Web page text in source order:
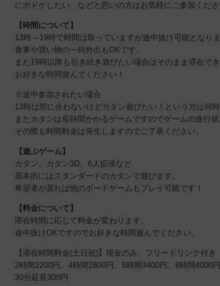
にボドゲしたい、などと思いの方はお気軽にご参加くだ
【時間について】
13時～19時で時間は取っていますが途中抜け可能となり
食事や買い物の一時外出もOKです。
また19時以降も引き続き遊びたい場合はそのまま滞在で
お好きな時間遊んでください！
※途中参加されたい場合
13時は間に合わないけどカタン遊びたい！という方は何
またカタンは長時間かかるゲームですのでゲームの進行
その際も時間料金は発生しますのでご了承ください。
【遊ぶゲーム】
カタン、カタン3D、6人拡張など
基本的にはスタンダードのカタンで遊びます。
希望者が居れば他のボードゲームもプレイ可能です！
【料金について】
滞在時間に応じて料金が変わります。
途中抜けOKですのでお好きな時間遊んでください。
【滞在時間料金(土日祝)】現金のみ、フリードリンク付き
2時間2200円、4時間2800円、6時間3400円、8時間4000
30分延長300円